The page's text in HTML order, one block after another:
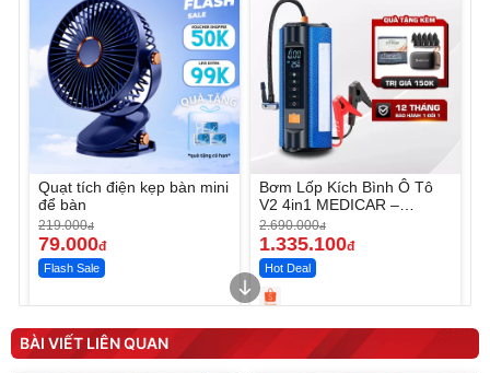
Quạt tích điện kẹp bàn mini
để bàn
219.000đ
79.000đ
Flash Sale
Bơm Lốp Kích Bình Ô Tô
V2 4in1 MEDICAR –
12.000mAh
2.690.000đ
1.335.100đ
Hot Deal
Máy ép chậm trái cây
Elmich JEE 1855OL
Máy rửa xe cầm tay xịt rửa
cao áp có tạo bọt tuyết
BÀI VIẾT LIÊN QUAN